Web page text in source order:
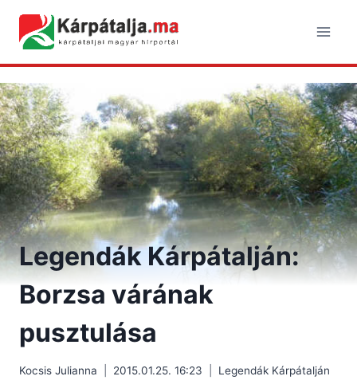
content
Legendák Kárpátalján:
Borzsa várának
pusztulása
Kocsis Julianna 2015.01.25. 16:23 Legendák Kárpátalján